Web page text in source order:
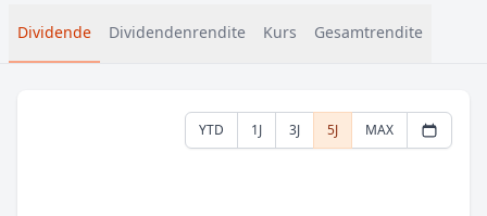
Dividende Dividendenrendite Kurs Gesamtrendite
YTD 1J 3J 5J MAX